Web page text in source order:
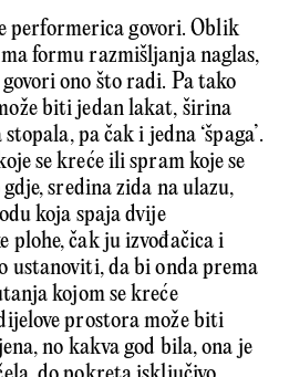
performerica govori. Oblik
formu razmišljanja naglas,
ono što radi. Pa tako
biti jedan lakat, širina
pa čak i jedna ‘špaga’.
se kreće ili spram koje se
sredina zida na ulazu,
koja spaja dvije
plohe, čak ju izvođačica i
ustanoviti, da bi onda prema
kojom se kreće
prostora može biti
no kakva god bila, ona je